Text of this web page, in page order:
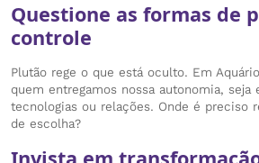
Questione as formas de
controle
Plutão rege o que está oculto. Em
quem entregamos nossa autonomia,
tecnologias ou relações. Onde é preciso
de escolha?